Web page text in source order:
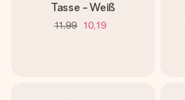
Tasse - Weiß
11,99 10,19